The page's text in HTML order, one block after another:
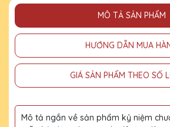
MÔ TẢ SẢN PHẨM
HƯỚNG DẪN MUA
GIÁ SẢN PHẨM THEO SỐ
Mô tả ngắn về sản phẩm kỷ niệm